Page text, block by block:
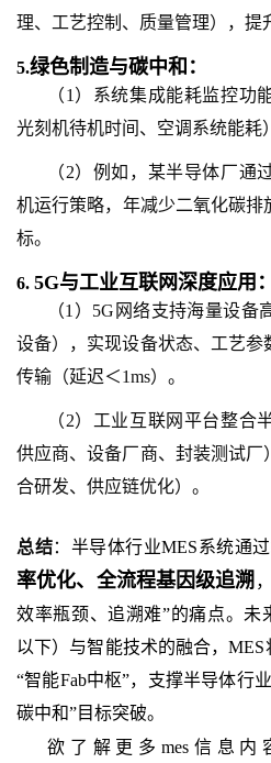
理、工艺控制、质量管理），提
5.绿色制造与碳中和：
（1）系统集成能耗监控功
光刻机待机时间、空调系统能耗
（2）例如，某半导体厂通
机运行策略，年减少二氧化碳排
标。
6. 5G与工业互联网深度应用：
（1）5G网络支持海量设
设备），实现设备状态、工艺参
传输（延迟＜1ms）。
（2）工业互联网平台整合
供应商、设备厂商、封装测试
合研发、供应链优化）。
总结： 半导体行业MES系统通过
率优化、全流程基因级追溯
效率瓶颈、追溯难”的痛点。未
以下）与智能技术的融合，
“智能Fab中枢”，支撑半导体行
碳中和”目标突破。
欲了解更多mes信息